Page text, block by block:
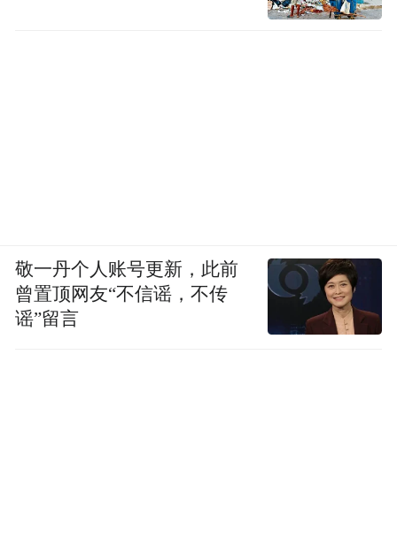
敬一丹个人账号更新，此前
曾置顶网友“不信谣，不传
谣”留言